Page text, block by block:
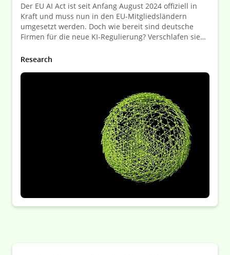
Der EU AI Act ist seit Anfang August 2024 offiziell in
Kraft und muss nun in den EU-Mitgliedsländern
umgesetzt werden. Doch wie bereit sind deutsche
Firmen für die neue KI-Regulierung? Verschlafen sie
Zukunft? Wird der neue EU AI Act gar die KI-
Research